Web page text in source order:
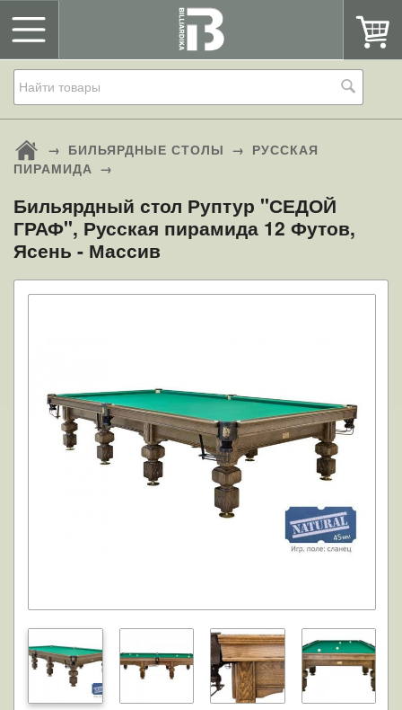
→ БИЛЬЯРДНЫЕ СТОЛЫ → РУССКАЯ
ПИРАМИДА →
Бильярдный стол Руптур "СЕДОЙ
ГРАФ", Русская пирамида 12 Футов,
Ясень - Массив